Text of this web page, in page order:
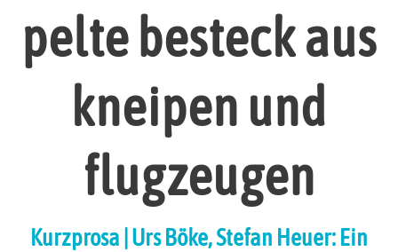
pelte besteck aus
kneipen und
flugzeugen
Kurzprosa | Urs Böke, Stefan Heuer: Ein